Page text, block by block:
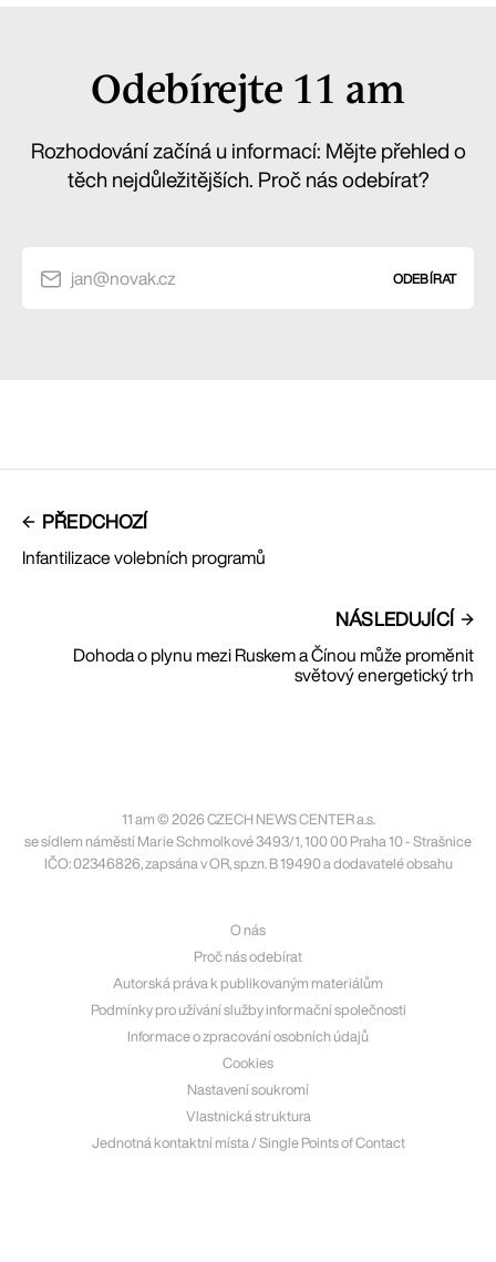
Odebírejte 11 am
Rozhodování začíná u informací: Mějte přehled o
těch nejdůležitějších. Proč nás odebírat?
jan@novak.cz ODEBÍRAT
PŘEDCHOZÍ
Infantilizace volebních programů
NÁSLEDUJÍCÍ
Dohoda o plynu mezi Ruskem a Čínou může proměnit
světový energetický trh
11 am © 2026 CZECH NEWS CENTER a.s.
se sídlem náměstí Marie Schmolkové 3493/1, 100 00 Praha 10 - Strašnice
IČO: 02346826, zapsána v OR, sp.zn. B 19490 a dodavatelé obsahu
O nás
Proč nás odebírat
Autorská práva k publikovaným materiálům
Podmínky pro užívání služby informační společnosti
Informace o zpracování osobních údajů
Cookies
Nastavení soukromí
Vlastnická struktura
Jednotná kontaktní místa / Single Points of Contact